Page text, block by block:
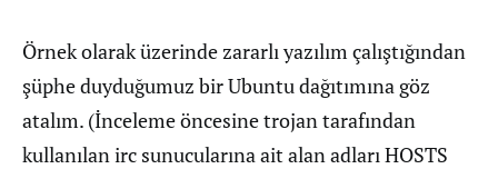
Örnek olarak üzerinde zararlı yazılım çalıştığından
şüphe duyduğumuz bir Ubuntu dağıtımına göz
atalım. (İnceleme öncesine trojan tarafından
kullanılan irc sunucularına ait alan adları HOSTS